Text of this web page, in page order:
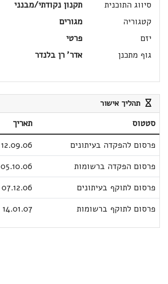
סיווג התוכנית
תקנון נקודתי/מבנני
קטגוריה
מגורים
יזם
פרטי
גוף מתכנן
אדר' רן בלנדר
תהליך אישור
סטטוס תאריך
פרסום להפקדה בעיתונים
12.09.06
פרסום הפקדה ברשומות
05.10.06
פרסום לתוקף בעיתונים
07.12.06
פרסום לתוקף ברשומות
14.01.07